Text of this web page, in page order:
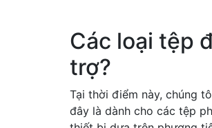
Các loại tệp
trợ?
Tại thời điểm này, chúng
đây là dành cho các tệp